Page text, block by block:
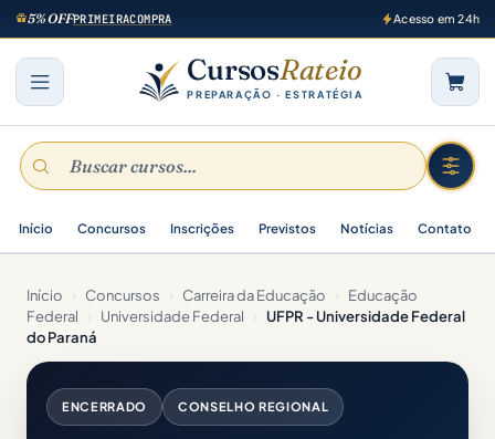
5% OFFPRIMEIRACOMPRA Acesso em 24h
CursosRateio
PREPARAÇÃO · ESTRATÉGIA
Início Concursos Inscrições Previstos Notícias Contato
Início › Concursos › Carreira da Educação ›
Educação
Federal
› Universidade Federal ›
UFPR - Universidade Federal
do Paraná
ENCERRADO CONSELHO REGIONAL